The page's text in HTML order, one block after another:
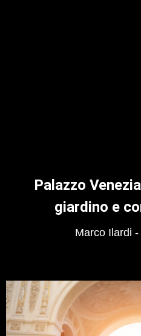
Palazzo
giardino e
Marco Ilardi